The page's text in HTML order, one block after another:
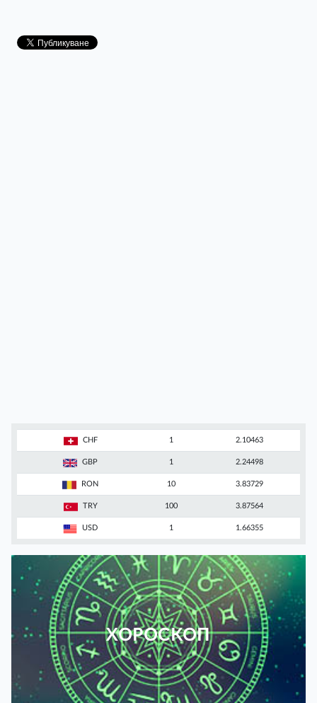
CHF 1 2.10463
GBP 1 2.24498
RON 10 3.83729
TRY 100 3.87564
USD 1 1.66355
ХОРОСКОП